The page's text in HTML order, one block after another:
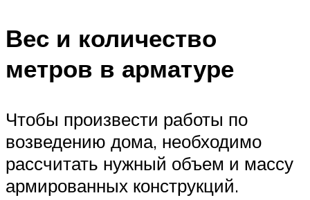
Вес и количество
метров в арматуре
Чтобы произвести работы по
возведению дома, необходимо
рассчитать нужный объем и массу
армированных конструкций.